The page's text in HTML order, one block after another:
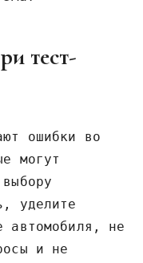
тест-
ошибки во
могут
уделите
автомобиля, не
и не